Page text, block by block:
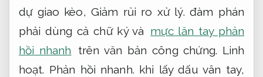
dự giao kèo, Giảm rủi ro xử lý. đàm phán
phải dùng cả chữ ký và mực lăn tay phản
hồi nhanh
trên văn bản công chứng. Linh
hoạt. Phản hồi nhanh. khi lấy dấu vân tay,